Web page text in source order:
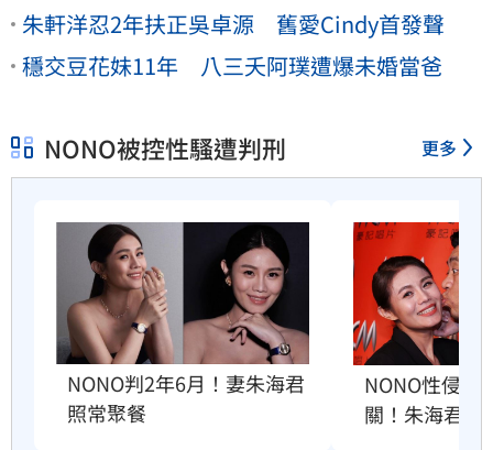
朱軒洋忍2年扶正吳卓源 舊愛Cindy首發聲
穩交豆花妹11年 八三夭阿璞遭爆未婚當爸
NONO被控性騷遭判刑 更多
NONO判2年6月！妻朱海君
照常聚餐
NONO性侵判
關！朱海君這